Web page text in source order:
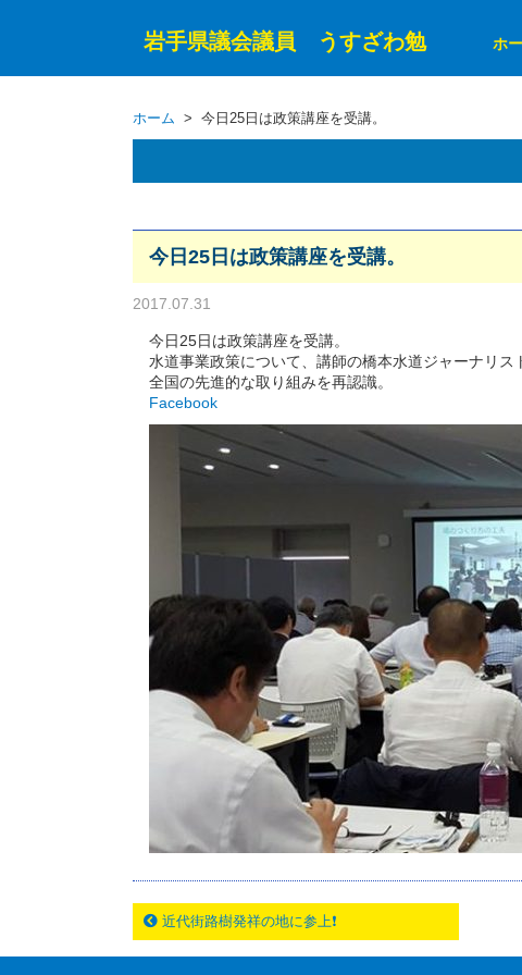
岩手県議会議員 うすざわ勉 ホ
ホーム > 今日25日は政策講座を受講。
今日25日は政策講座を受講。
2017.07.31
今日25日は政策講座を受講。
水道事業政策について、講師の橋本水道ジャーナリス
全国の先進的な取り組みを再認識。
Facebook
近代街路樹発祥の地に参上❗